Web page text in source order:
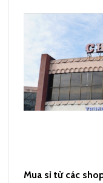
Mua sỉ từ các